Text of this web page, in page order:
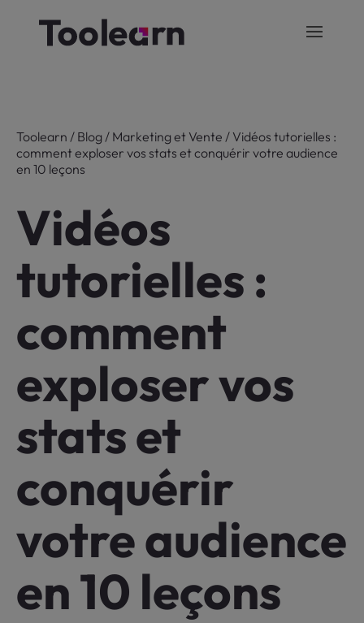
Toolearn / Blog / Marketing et Vente / Vidéos tutorielles :
comment exploser vos stats et conquérir votre audience
en 10 leçons
Vidéos
tutorielles :
comment
exploser vos
stats et
conquérir
votre audience
en 10 leçons